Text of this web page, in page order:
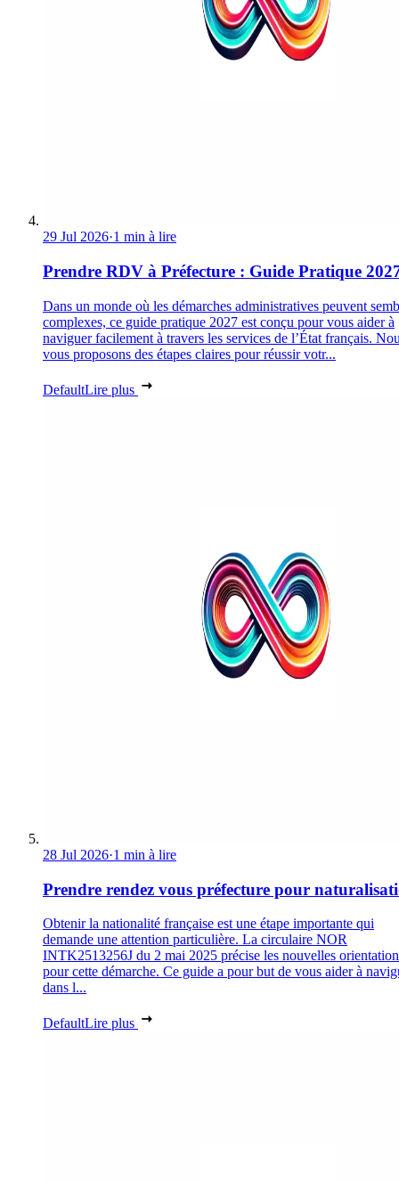
29 Jul 2026·1 min à lire
Prendre RDV à Préfecture : Guide Pratique
Dans un monde où les démarches administratives peuvent
complexes, ce guide pratique 2027 est conçu pour vous aider à
naviguer facilement à travers les services de l’État français.
vous proposons des étapes claires pour réussir votr...
DefaultLire plus
28 Jul 2026·1 min à lire
Prendre rendez vous préfecture pour
Obtenir la nationalité française est une étape importante qui
demande une attention particulière. La circulaire NOR
INTK2513256J du 2 mai 2025 précise les nouvelles
pour cette démarche. Ce guide a pour but de vous aider à
dans l...
DefaultLire plus